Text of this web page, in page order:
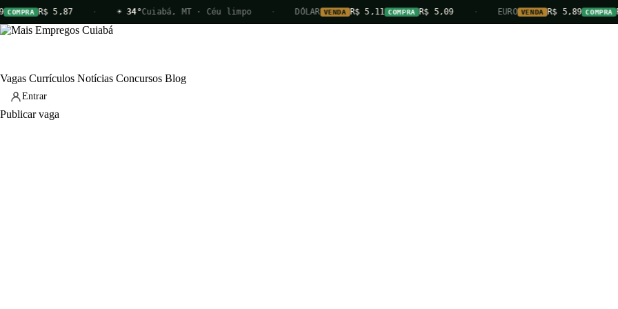
R$ 5,87 · ☀ 34° Cuiabá, MT · Céu limpo · DÓLAR VENDA R$ 5,11 COMPRA R$ 5,09 · EURO VENDA R$ 5,89 COMPRA R$
Vagas Currículos Notícias Concursos Blog
Entrar
Publicar vaga